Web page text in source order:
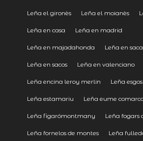
Leña el gironès Leña el moianès
Leña en casa Leña en madrid
Leña en majadahonda Leña en
Leña en sacos Leña en valenciano
Leña encina leroy merlin Leña esgos
Leña estamariu Leña eume
Leña figarómontmany Leña fogars
Leña fornelos de montes Leña